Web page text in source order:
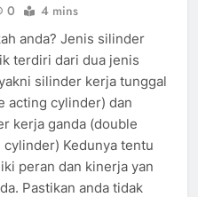
0 4 mins
anda? Jenis silinder
terdiri dari dua jenis
silinder kerja tunggal
acting cylinder) dan
kerja ganda (double
cylinder) Kedunya tentu
peran dan kinerja yan
Pastikan anda tidak